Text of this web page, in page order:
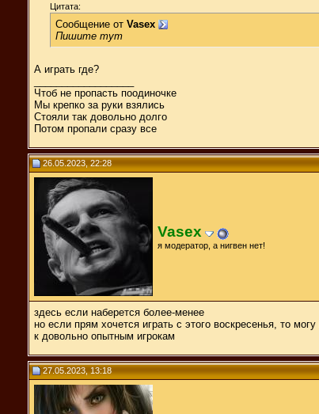
Цитата:
Сообщение от Vasex
Пишите тут
А играть где?
Чтоб не пропасть поодиночке
Мы крепко за руки взялись
Стояли так довольно долго
Потом пропали сразу все
26.05.2023, 22:28
Vasex
я модератор, а нигвен нет!
здесь если наберется более-менее
но если прям хочется играть с этого воскресенья, то
к довольно опытным игрокам
27.05.2023, 13:18